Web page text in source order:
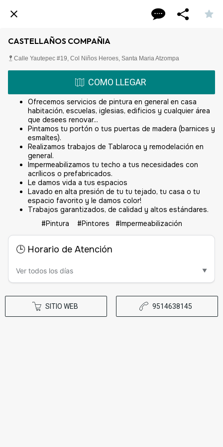
CASTELLAÑOS COMPAÑIA
Calle Yautepec #19, Col Niños Heroes, Santa Maria Atzompa
COMO LLEGAR
Ofrecemos servicios de pintura en general en casa
habitación, escuelas, iglesias, edificios y cualquier área
que desees renovar...
Pintamos tu portón o tus puertas de madera (barnices y
esmaltes).
Realizamos trabajos de Tablaroca y remodelación en
general.
Impermeabilizamos tu techo a tus necesidades con
acrílicos o prefabricados.
Le damos vida a tus espacios
Lavado en alta presión de tu tu tejado, tu casa o tu
espacio favorito y le damos color!
Trabajos garantizados, de calidad y altos estándares.
#Pintura #Pintores #Impermeabilización
🕒 Horario de Atención
Ver todos los días ▼
SITIO WEB 9514638145